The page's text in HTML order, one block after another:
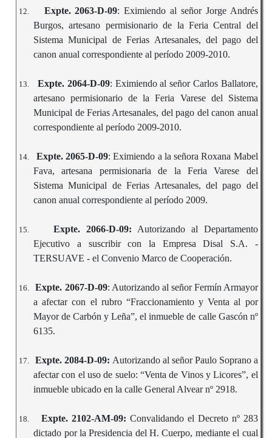
12. Expte. 2063-D-09: Eximiendo al señor Jorge Andrés
Burgos, artesano permisionario de la Feria Central del
Sistema Municipal de Ferias Artesanales, del pago del
canon anual correspondiente al período 2009-2010.
13. Expte. 2064-D-09: Eximiendo al señor Carlos Ballatore,
artesano permisionario de la Feria Varese del Sistema
Municipal de Ferias Artesanales, del pago del canon anual
correspondiente al período 2009-2010.
14. Expte. 2065-D-09: Eximiendo a la señora Roxana Mabel
Fava, artesana permisionaria de la Feria Varese del
Sistema Municipal de Ferias Artesanales, del pago del
canon anual correspondiente al período 2009.
15. Expte. 2066-D-09: Autorizando al Departamento
Ejecutivo a suscribir con la Empresa Disal S.A. -
TERSUAVE - el Convenio Marco de Cooperación.
16. Expte. 2067-D-09: Autorizando al señor Fermín Armayor
a afectar con el rubro “Fraccionamiento y Venta al por
Mayor de Carbón y Leña”, el inmueble de calle Gascón nº
6135.
17. Expte. 2084-D-09: Autorizando al señor Paulo Soprano a
afectar con el uso de suelo: “Venta de Vinos y Licores”, el
inmueble ubicado en la calle General Alvear nº 2918.
18. Expte. 2102-AM-09: Convalidando el Decreto nº 283
dictado por la Presidencia del H. Cuerpo, mediante el cual